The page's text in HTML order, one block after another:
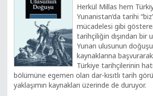
Herkül Millas hem
Yunanistan’da tarihi
mücadelesi gibi
tarihçiliğin dışından bir
Yunan ulusunun
kaynaklarına
Türkiye tarihçilerinin
bölümüne egemen olan dar-kısıtlı tarih
yaklaşımın kaynakları üzerinde de duruyor.